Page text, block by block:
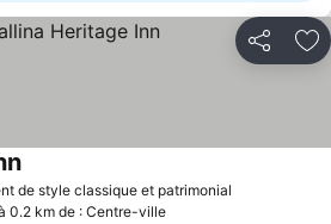
Partager
de style classique et patrimonial
0.2 km de : Centre-ville